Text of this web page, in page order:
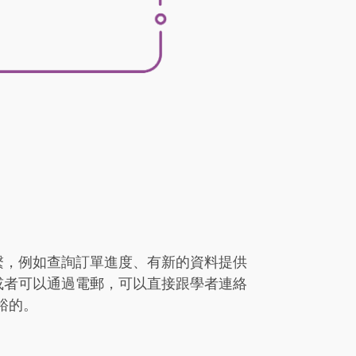
例如查詢訂單進度、有新的資料提供
可以通過電郵，可以直接跟學者連絡
。